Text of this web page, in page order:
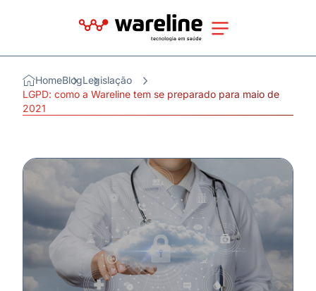
HomeBlogLegislação
LGPD: como a Wareline tem se preparado para maio de
2021